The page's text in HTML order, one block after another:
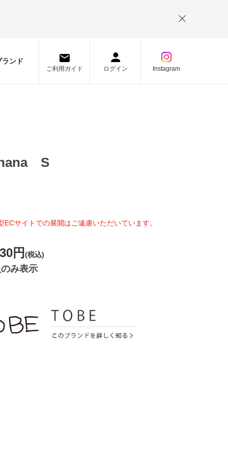
ランド
ご利用ガイド ログイン Instagram
S
ECサイトでの展開はご遠慮いただいています。
円 (税込)
み表示